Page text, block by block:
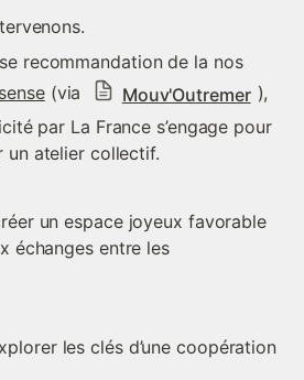
recommandation de la nos
(via Mouv'Outremer ),
par La France s’engage pour
un atelier collectif.
un espace joyeux favorable
échanges entre les
les clés d’une coopération